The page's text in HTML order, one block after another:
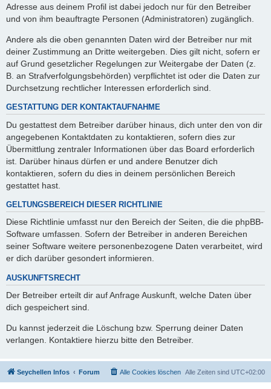
Adresse aus deinem Profil ist dabei jedoch nur für den Betreiber
und von ihm beauftragte Personen (Administratoren) zugänglich.
Andere als die oben genannten Daten wird der Betreiber nur mit
deiner Zustimmung an Dritte weitergeben. Dies gilt nicht, sofern er
auf Grund gesetzlicher Regelungen zur Weitergabe der Daten (z.
B. an Strafverfolgungsbehörden) verpflichtet ist oder die Daten zur
Durchsetzung rechtlicher Interessen erforderlich sind.
GESTATTUNG DER KONTAKTAUFNAHME
Du gestattest dem Betreiber darüber hinaus, dich unter den von dir
angegebenen Kontaktdaten zu kontaktieren, sofern dies zur
Übermittlung zentraler Informationen über das Board erforderlich
ist. Darüber hinaus dürfen er und andere Benutzer dich
kontaktieren, sofern du dies in deinem persönlichen Bereich
gestattet hast.
GELTUNGSBEREICH DIESER RICHTLINIE
Diese Richtlinie umfasst nur den Bereich der Seiten, die die phpBB-
Software umfassen. Sofern der Betreiber in anderen Bereichen
seiner Software weitere personenbezogene Daten verarbeitet, wird
er dich darüber gesondert informieren.
AUSKUNFTSRECHT
Der Betreiber erteilt dir auf Anfrage Auskunft, welche Daten über
dich gespeichert sind.
Du kannst jederzeit die Löschung bzw. Sperrung deiner Daten
verlangen. Kontaktiere hierzu bitte den Betreiber.
Seychellen Infos Forum Alle Zeiten sind UTC+02:00
Alle Cookies löschen